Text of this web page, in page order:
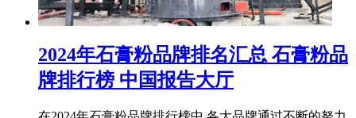
2024年石膏粉品牌排名汇总 石膏粉品
牌排行榜 中国报告大厅